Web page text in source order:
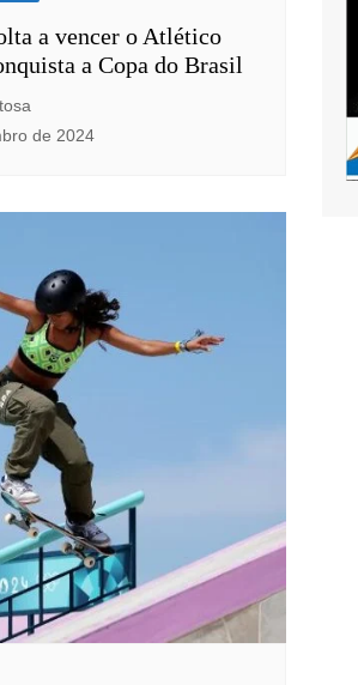
a vencer o Atlético
a Copa do Brasil
de 2024